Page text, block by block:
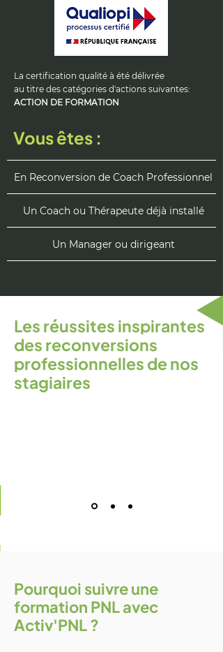
La certification qualité à été délivrée
au titre des catégories d'actions suivantes:
ACTION DE FORMATION
Vous êtes :
En Reconversion de Coach Professionnel
Un Coach ou Thérapeute déjà installé
Un Manager ou dirigeant
Les réussites inspirantes
des reconversions
professionnelles de nos
stagiaires
Pourquoi suivre une
formation PNL avec
Activ'PNL ?